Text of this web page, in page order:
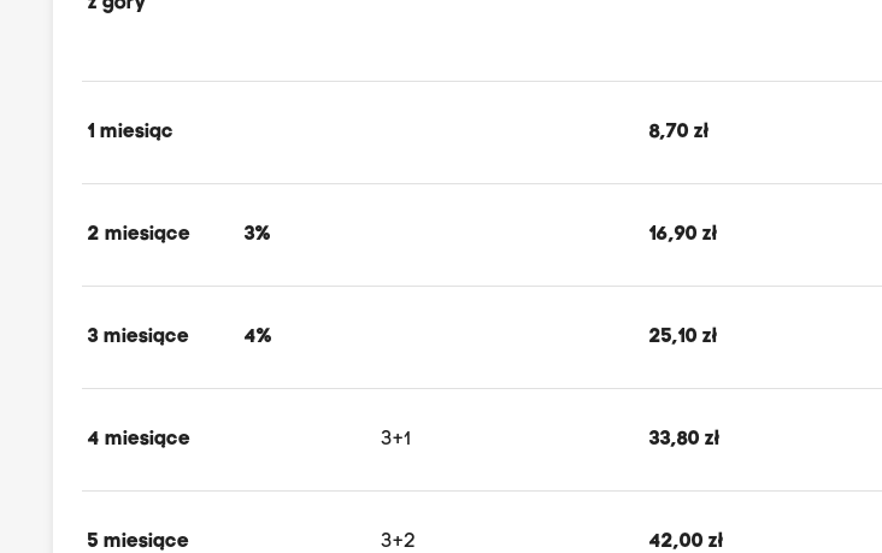
1 miesiąc 8,70 zł
2 miesiące 3% 16,90 zł
3 miesiące 4% 25,10 zł
4 miesiące 3+1 33,80 zł
5 miesiące 3+2 42,00 zł